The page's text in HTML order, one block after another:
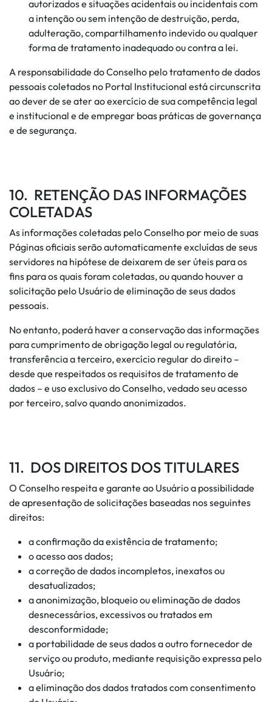
autorizados e situações acidentais ou incidentais com
a intenção ou sem intenção de destruição, perda,
adulteração, compartilhamento indevido ou qualquer
forma de tratamento inadequado ou contra a lei.
A responsabilidade do Conselho pelo tratamento de dados
pessoais coletados no Portal Institucional está circunscrita
ao dever de se ater ao exercício de sua competência legal
e institucional e de empregar boas práticas de governança
e de segurança.
10. RETENÇÃO DAS INFORMAÇÕES
COLETADAS
As informações coletadas pelo Conselho por meio de suas
Páginas oficiais serão automaticamente excluídas de seus
servidores na hipótese de deixarem de ser úteis para os
fins para os quais foram coletadas, ou quando houver a
solicitação pelo Usuário de eliminação de seus dados
pessoais.
No entanto, poderá haver a conservação das informações
para cumprimento de obrigação legal ou regulatória,
transferência a terceiro, exercício regular do direito –
desde que respeitados os requisitos de tratamento de
dados – e uso exclusivo do Conselho, vedado seu acesso
por terceiro, salvo quando anonimizados.
11. DOS DIREITOS DOS TITULARES
O Conselho respeita e garante ao Usuário a possibilidade
de apresentação de solicitações baseadas nos seguintes
direitos:
a confirmação da existência de tratamento;
o acesso aos dados;
a correção de dados incompletos, inexatos ou
desatualizados;
a anonimização, bloqueio ou eliminação de dados
desnecessários, excessivos ou tratados em
desconformidade;
a portabilidade de seus dados a outro fornecedor de
serviço ou produto, mediante requisição expressa pelo
Usuário;
a eliminação dos dados tratados com consentimento